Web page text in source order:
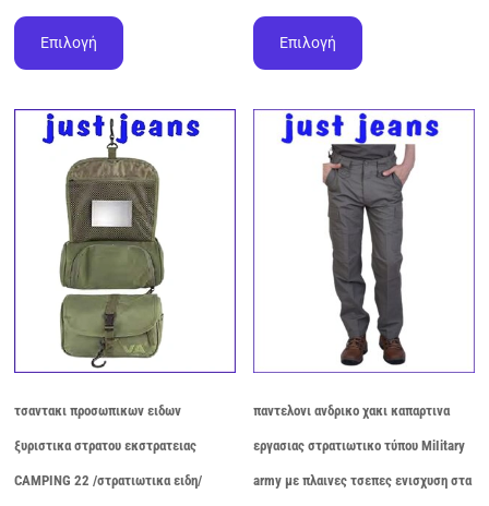
Επιλογή
προϊόν
παραλλαγές.
Οι
επιλογές
μπορούν
να
επιλεγούν
σελίδα
του
προϊόντος
Επιλογή
προϊόν
παραλλαγές.
Οι
επιλογές
μπορούν
να
επιλεγούν
στη
σελίδα
του
προϊόντος
τσαντακι προσωπικων ειδων
ξυριστικα στρατου εκστρατειας
CAMPING 22 /στρατιωτικα ειδη/
παντελονι ανδρικο χακι καπαρτινα
εργασιας στρατιωτικο τύπoυ ΜiIitary
army με πλαινες τσεπες ενισχυση στα